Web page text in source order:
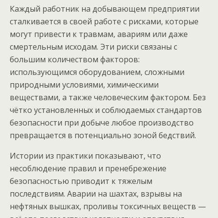
Каждый работник на добывающем предприятии
сталкивается в своей работе с рисками, которые
могут привести к травмам, авариям или даже
смертельным исходам. Эти риски связаны с
большим количеством факторов:
использующимся оборудованием, сложными
природными условиями, химическими
веществами, а также человеческим фактором. Без
чётко установленных и соблюдаемых стандартов
безопасности при добыче любое производство
превращается в потенциально зоной бедствий.
Истории из практики показывают, что
несоблюдение правил и пренебрежение
безопасностью приводит к тяжелым
последствиям. Аварии на шахтах, взрывы на
нефтяных вышках, проливы токсичных веществ —